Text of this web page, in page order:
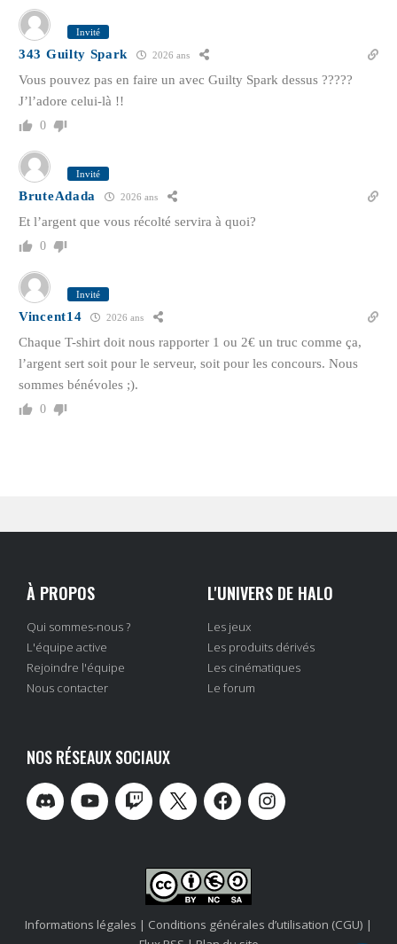
Invité
343 Guilty Spark 2026 ans
Vous pouvez pas en faire un avec Guilty Spark dessus ?????
J’l’adore celui-là !!
0
Invité
BruteAdada 2026 ans
Et l’argent que vous récolté servira à quoi?
0
Invité
Vincent14 2026 ans
Chaque T-shirt doit nous rapporter 1 ou 2€ un truc comme ça,
l’argent sert soit pour le serveur, soit pour les concours. Nous
sommes bénévoles ;).
0
À PROPOS
Qui sommes-nous ?
L'équipe active
Rejoindre l'équipe
Nous contacter
L'UNIVERS DE HALO
Les jeux
Les produits dérivés
Les cinématiques
Le forum
NOS RÉSEAUX SOCIAUX
Informations légales | Conditions générales d’utilisation (CGU) |